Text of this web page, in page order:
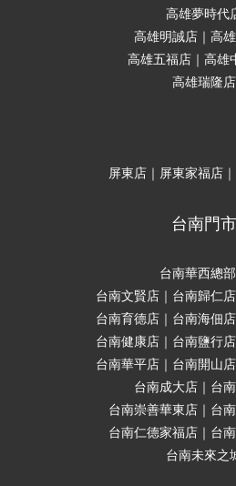
高雄夢時代
高雄明誠店｜高
高雄五福店｜高雄
高雄瑞隆店
屏東店｜屏東家福店
台南門市
台南華西總
台南文賢店｜台南歸仁
台南育德店｜台南海佃
台南健康店｜台南鹽行
台南華平店｜台南開山
台南成大店｜台
台南崇善華東店｜台
台南仁德家福店｜台
台南未來之